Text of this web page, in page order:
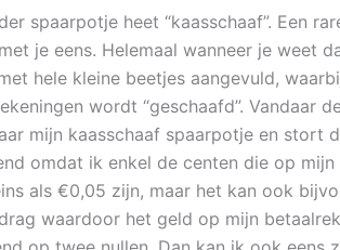
spaarpotje heet “kaasschaaf”. Een
je eens. Helemaal wanneer je weet
hele kleine beetjes aangevuld,
wordt “geschaafd”. Vandaar
mijn kaasschaaf spaarpotje en stort
omdat ik enkel de centen die op
als €0,05 zijn, maar het kan ook
waardoor het geld op mijn